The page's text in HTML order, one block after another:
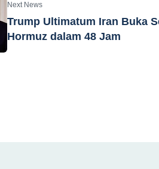
Next News
Trump Ultimatum Iran Buka
Hormuz dalam 48 Jam